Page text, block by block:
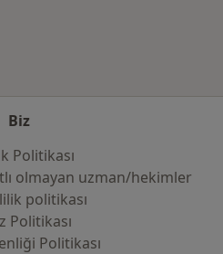
Biz
Politikası
olmayan uzman/hekimler
politikası
Politikası
Politikası